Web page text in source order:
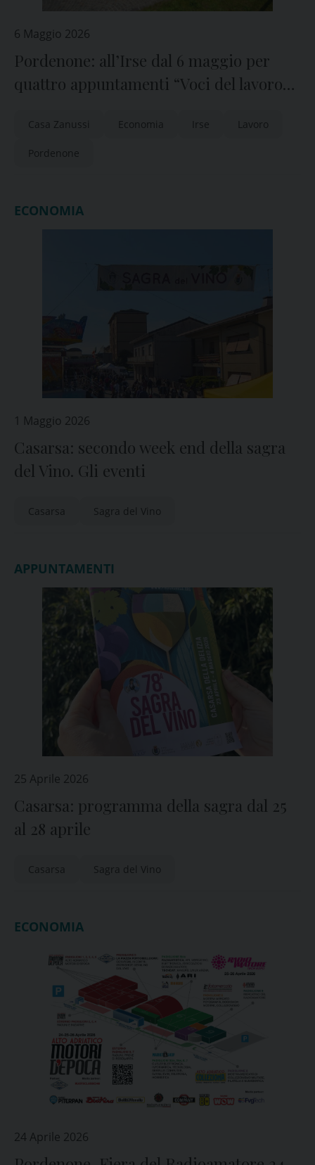
6 Maggio 2026
Pordenone: all’Irse dal 6 maggio per
quattro appuntamenti “Voci del lavoro
Casa Zanussi Economia Irse Lavoro
Pordenone
ECONOMIA
1 Maggio 2026
Casarsa: secondo week end della sagra
del Vino. Gli eventi
Casarsa Sagra del Vino
APPUNTAMENTI
25 Aprile 2026
Casarsa: programma della sagra dal 25
al 28 aprile
Casarsa Sagra del Vino
ECONOMIA
24 Aprile 2026